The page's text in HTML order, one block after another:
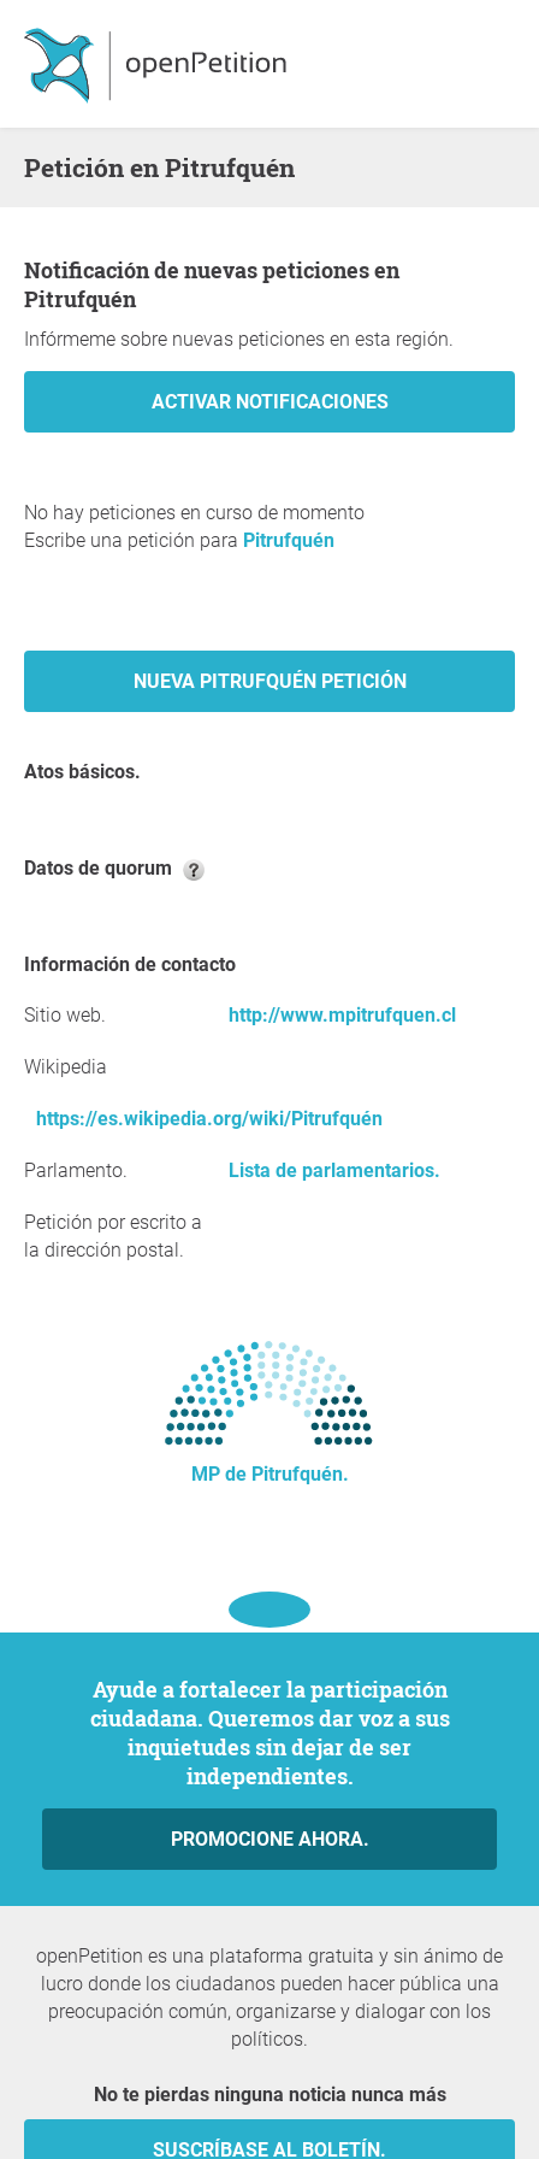
Petición en Pitrufquén
Notificación de nuevas peticiones en
Pitrufquén
Infórmeme sobre nuevas peticiones en esta región.
No hay peticiones en curso de momento
Escribe una petición para Pitrufquén
NUEVA PITRUFQUÉN PETICIÓN
Atos básicos.
Datos de quorum
Información de contacto
Sitio web. http://www.mpitrufquen.cl
Wikipedia
https://es.wikipedia.org/wiki/Pitrufquén
Parlamento. Lista de parlamentarios.
Petición por escrito a
la dirección postal.
MP de Pitrufquén.
Ayude a fortalecer la participación
ciudadana. Queremos dar voz a sus
inquietudes sin dejar de ser
independientes.
PROMOCIONE AHORA.
openPetition es una plataforma gratuita y sin ánimo de
lucro donde los ciudadanos pueden hacer pública una
preocupación común, organizarse y dialogar con los
políticos.
No te pierdas ninguna noticia nunca más
SUSCRÍBASE AL BOLETÍN.